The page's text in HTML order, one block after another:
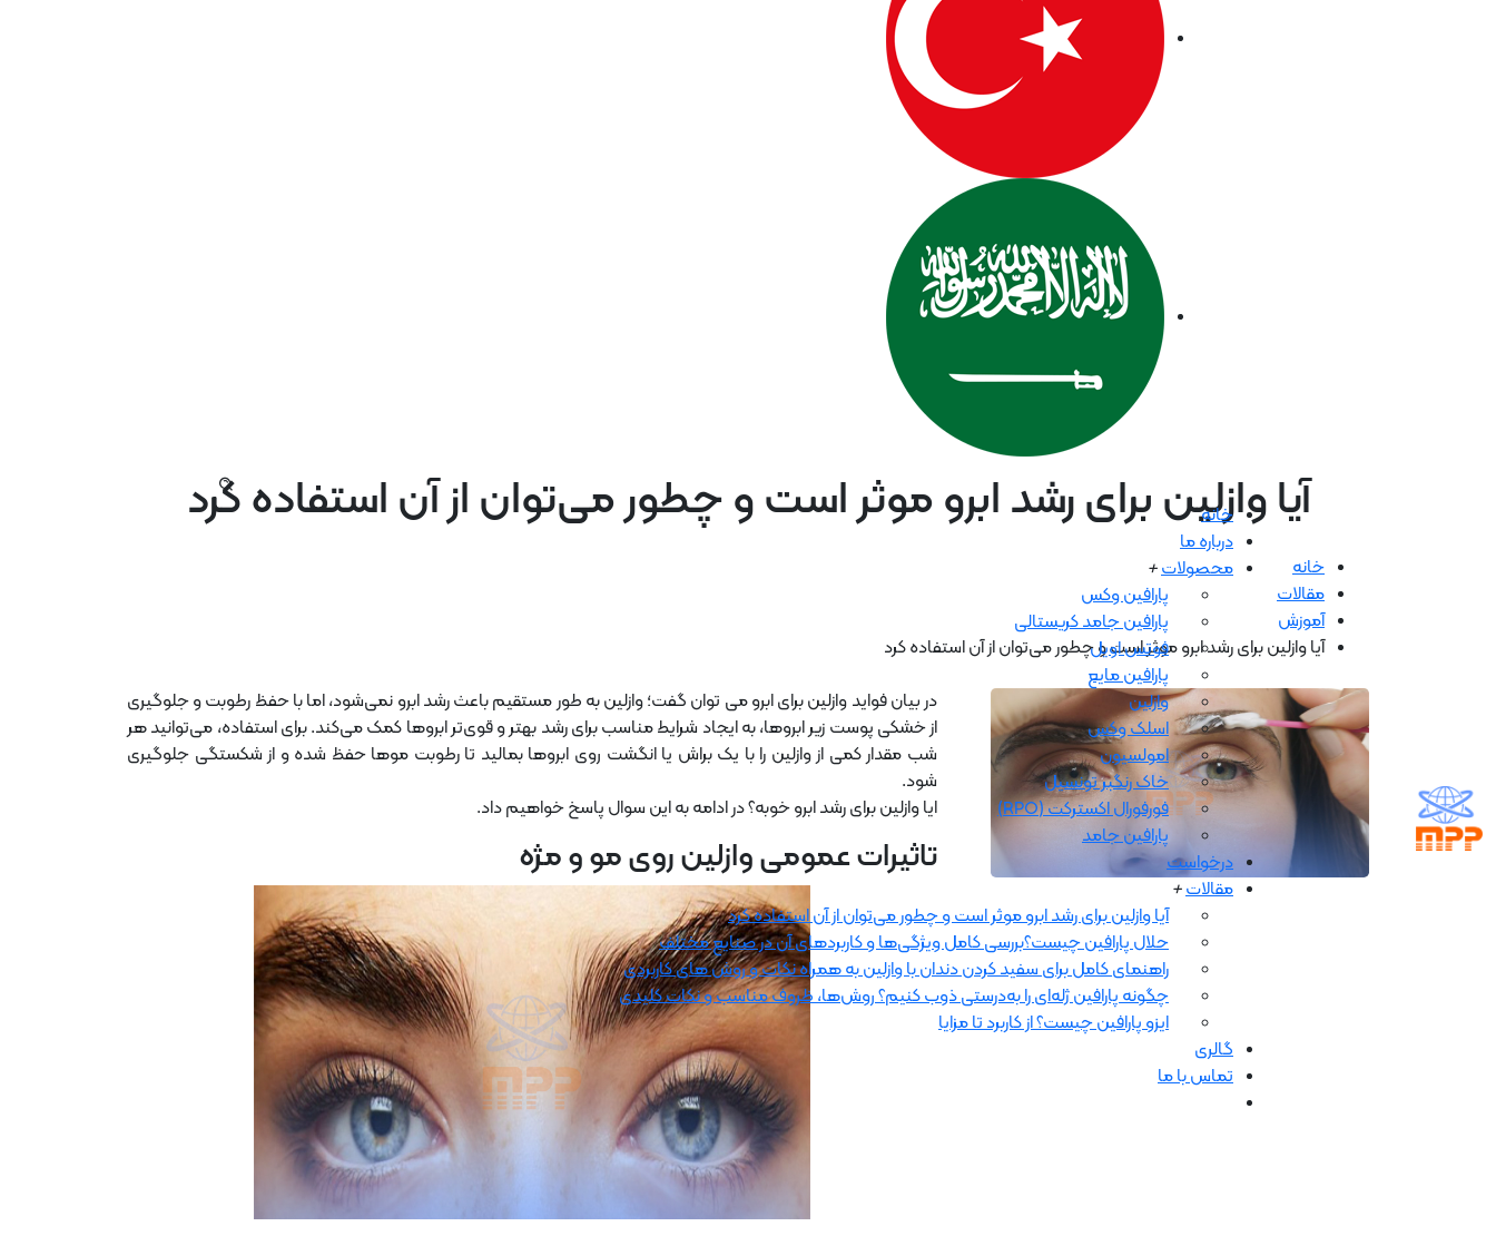
خانه
درباره ما
محصولات+
پارافین وکس
پارافین جامد کریستالی
فوتس اويل
پارافین مایع
وازلین
اسلک وکس
امولسیون
خاک رنگبر تونسیل
فورفورال اکسترکت (RPO)
پارافین جامد
درخواست
مقالات+
آیا وازلین برای رشد ابرو موثر است و چطور می‌توان از آن استفاده کرد
حلال پارافین چیست؟بررسی کامل ویژگی‌ها و کاربردهای آن در صنایع مختلف
راهنمای کامل برای سفید کردن دندان با وازلین به همراه نکات و روش های کاربردی
چگونه پارافین ژله‌ای را به‌درستی ذوب کنیم؟ روش‌ها، ظروف مناسب و نکات کلیدی
ایزو پارافین چیست؟ از کاربرد تا مزایا
گالری
تماس با ما
آیا وازلین برای رشد ابرو موثر است و چطور می‌توان از آن استفاده کرد
خانه
مقالات
آموزش
آیا وازلین برای رشد ابرو موثر است و چطور می‌توان از آن استفاده کرد
در بیان فواید وازلین برای ابرو می توان گفت؛ وازلین به طور مستقیم باعث رشد ابرو نمی‌شود، اما با حفظ رطوبت و جلوگیری
از خشکی پوست زیر ابروها، به ایجاد شرایط مناسب برای رشد بهتر و قوی‌تر ابروها کمک می‌کند. برای استفاده، می‌توانید هر
شب مقدار کمی از وازلین را با یک براش یا انگشت روی ابروها بمالید تا رطوبت موها حفظ شده و از شکستگی جلوگیری
شود.
ایا وازلین برای رشد ابرو خوبه؟ در ادامه به این سوال پاسخ خواهیم داد.
تاثیرات عمومی وازلین روی مو و مژه